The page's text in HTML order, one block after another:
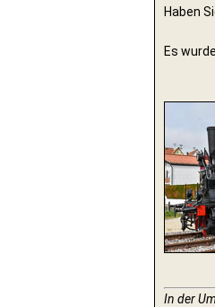
Haben
Es wurde
In der